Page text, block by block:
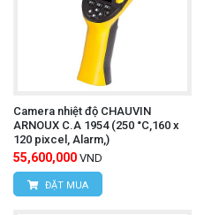
Camera nhiệt độ CHAUVIN
ARNOUX C.A 1954 (250 °C,160 x
120 pixcel, Alarm,)
55,600,000 VND
ĐẶT MUA